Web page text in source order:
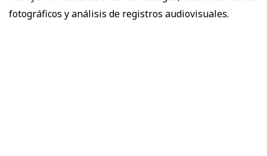
fotográficos y análisis de registros audiovisuales.